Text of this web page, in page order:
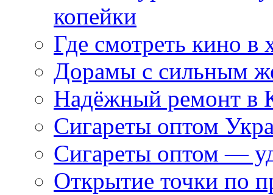
копейки
Где смотреть кино в
Дорамы с сильным
Надёжный ремонт в
Сигареты оптом
Сигареты оптом —
Открытие точки по